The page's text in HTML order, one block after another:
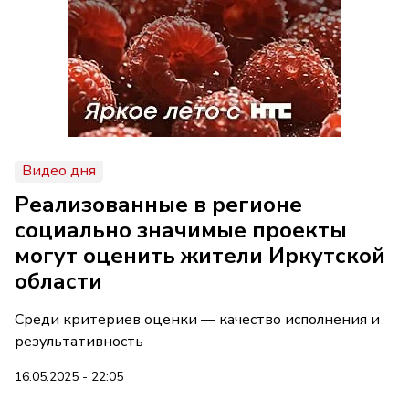
Видео дня
Реализованные в регионе
социально значимые проекты
могут оценить жители Иркутской
области
Среди критериев оценки — качество исполнения и
результативность
16.05.2025 - 22:05